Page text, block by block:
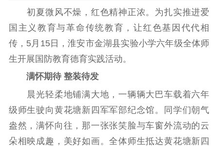
告
政策法规
工作动态
理论武装
理论学习 宣传宣讲 研究阐释
哲学社科
初夏微风不燥，红色精神正浓。为扎实推进爱
国主义教育与革命传统教育，让红色基因代代相
传，5月15日，淮安市金湖县实验小学六年级全体师
生开展国防教育德育实践活动。
满怀期待 整装待发
晨光轻柔地铺满大地，一辆辆大巴车载着六年
级师生驶向黄花塘新四军军部纪念馆。同学们朝气
盎然，满怀向往，那一张张笑脸与车窗外流动的云
朵相映成趣，美好如画。全体师生抵达黄花塘新四